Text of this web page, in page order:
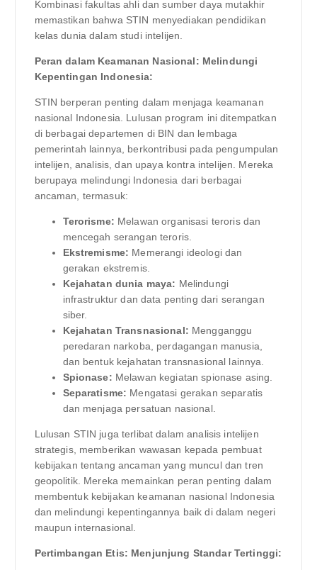
Kombinasi fakultas ahli dan sumber daya mutakhir
memastikan bahwa STIN menyediakan pendidikan
kelas dunia dalam studi intelijen.
Peran dalam Keamanan Nasional: Melindungi
Kepentingan Indonesia:
STIN berperan penting dalam menjaga keamanan
nasional Indonesia. Lulusan program ini ditempatkan
di berbagai departemen di BIN dan lembaga
pemerintah lainnya, berkontribusi pada pengumpulan
intelijen, analisis, dan upaya kontra intelijen. Mereka
berupaya melindungi Indonesia dari berbagai
ancaman, termasuk:
Terorisme: Melawan organisasi teroris dan
mencegah serangan teroris.
Ekstremisme: Memerangi ideologi dan
gerakan ekstremis.
Kejahatan dunia maya: Melindungi
infrastruktur dan data penting dari serangan
siber.
Kejahatan Transnasional: Mengganggu
peredaran narkoba, perdagangan manusia,
dan bentuk kejahatan transnasional lainnya.
Spionase: Melawan kegiatan spionase asing.
Separatisme: Mengatasi gerakan separatis
dan menjaga persatuan nasional.
Lulusan STIN juga terlibat dalam analisis intelijen
strategis, memberikan wawasan kepada pembuat
kebijakan tentang ancaman yang muncul dan tren
geopolitik. Mereka memainkan peran penting dalam
membentuk kebijakan keamanan nasional Indonesia
dan melindungi kepentingannya baik di dalam negeri
maupun internasional.
Pertimbangan Etis: Menjunjung Standar Tertinggi: